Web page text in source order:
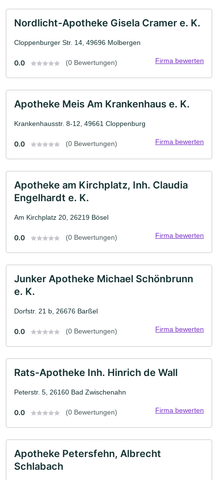
Nordlicht-Apotheke Gisela Cramer e. K.
Cloppenburger Str. 14, 49696 Molbergen
0.0 (0 Bewertungen) Firma bewerten
Apotheke Meis Am Krankenhaus e. K.
Krankenhausstr. 8-12, 49661 Cloppenburg
0.0 (0 Bewertungen) Firma bewerten
Apotheke am Kirchplatz, Inh. Claudia
Engelhardt e. K.
Am Kirchplatz 20, 26219 Bösel
0.0 (0 Bewertungen) Firma bewerten
Junker Apotheke Michael Schönbrunn
e. K.
Dorfstr. 21 b, 26676 Barßel
0.0 (0 Bewertungen) Firma bewerten
Rats-Apotheke Inh. Hinrich de Wall
Peterstr. 5, 26160 Bad Zwischenahn
0.0 (0 Bewertungen) Firma bewerten
Apotheke Petersfehn, Albrecht
Schlabach